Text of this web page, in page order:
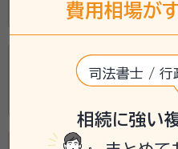
岐阜県岐阜市端詰町3
山本浩二司法書士事務
費用 相場が
司法書士 / 行
相続に強い